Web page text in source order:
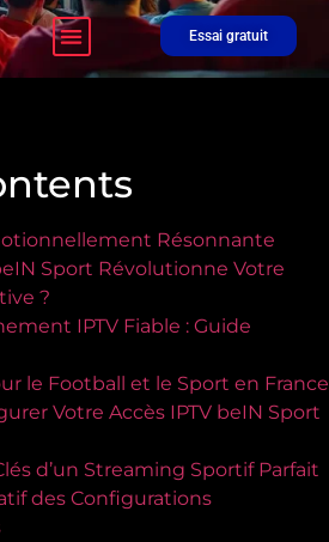
Essai gratuit
Résonnante
Sport Révolutionne Votre
?
IPTV Fiable : Guide
le Football et le Sport en France
Votre Accès IPTV beIN Sport
d’un Streaming Sportif Parfait
des Configurations